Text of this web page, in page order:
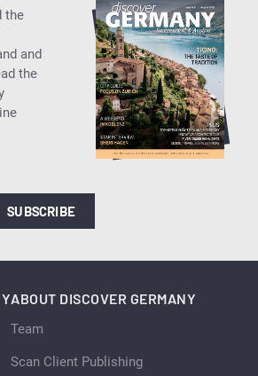
the
and
the
SUBSCRIBE
ABOUT DISCOVER GERMANY
Team
Scan Client Publishing